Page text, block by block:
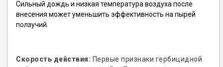
Сильный дождь и низкая температура воздуха после
внесения может уменьшить эффективность на пырей
ползучий.
Скорость действия: Первые признаки гербицидной